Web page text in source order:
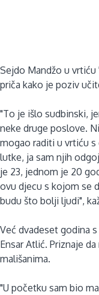
Sejdo Mandžo u vrtiću
priča kako je poziv
"To je išlo sudbinski,
neke druge poslove.
mogao raditi u vrtiću s
lutke, ja sam njih
je 23, jednom je 20
ovu djecu s kojom se
budu što bolji ljudi",
Već dvadeset godina
Ensar Atlić. Priznaje
mališanima.
"U početku sam bio